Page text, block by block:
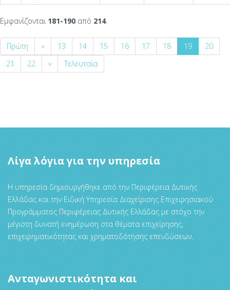
Εμφανίζονται 181-190 από 214.
Πρώτη « 13 14 15 16 17 18 19
20
21
22 » Τελευταία
Λίγα λόγια για την υπηρεσία
Η υπηρεσία δημιουργήθηκε από την Περιφέρεια Δυτικής
Ελλάδας και την Ειδική Υπηρεσία Διαχείρισης Επιχειρησιακού
Προγράμματος Περιφέρειας Δυτικής Ελλάδας με στόχο την
μέγιστη δυνατή ενημέρωση στα θέματα επιχείρησης,
επιχειρηματικότητας και χρηματοδότησης επενδύσεων.
Ανταγωνιστικότητα και